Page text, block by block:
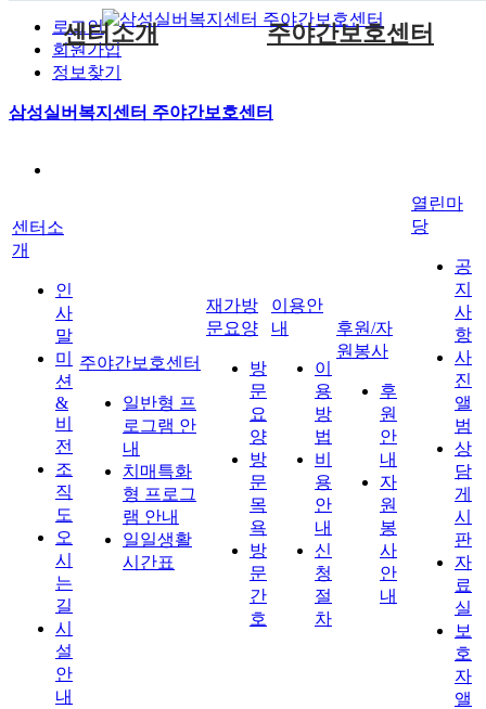
로그인
회원가입
정보찾기
삼성실버복지센터 주야간보호센터
센터소개
미션&비전
주야간보호센터
치매특화형 프로그램 안내
재가방문요양
방문목욕
자원봉사안내
센터소
개
인
사
말
미
션
&
비
전
조
직
도
오
시
는
길
시
설
안
내
주야간보호센터
일반형 프
로그램 안
내
치매특화
형 프로그
램 안내
일일생활
시간표
재가방
문요양
방
문
요
양
방
문
목
욕
방
문
간
호
이용안
내
이
용
방
법
비
용
안
내
신
청
절
차
후원/자
원봉사
후
원
안
내
자
원
봉
사
안
내
열린마
당
공
지
사
항
사
진
앨
범
상
담
게
시
판
자
료
실
보
호
자
앨